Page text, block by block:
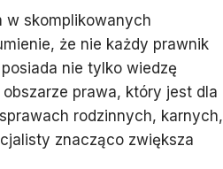
w skomplikowanych
że nie każdy prawnik
nie tylko wiedzę
prawa, który jest dla
rodzinnych, karnych,
znacząco zwiększa